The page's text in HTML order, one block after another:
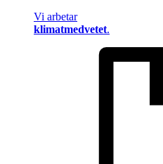
Vi arbetar
klimatmedvetet.